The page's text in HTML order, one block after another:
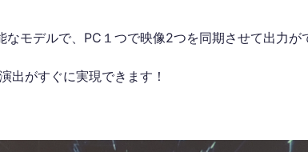
なモデルで、PC１つで映像2つを同期させて出力が
出がすぐに実現できます！